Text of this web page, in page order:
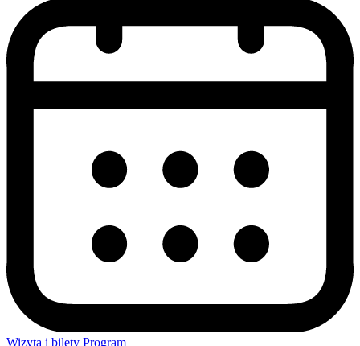
Wizyta i bilety Program